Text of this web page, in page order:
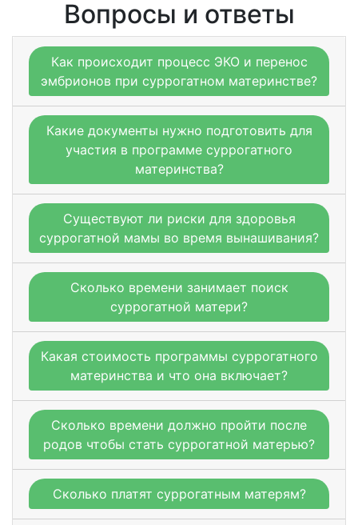
Вопросы и ответы
Как происходит процесс ЭКО и перенос
эмбрионов при суррогатном материнстве?
Какие документы нужно подготовить для
участия в программе суррогатного
материнства?
Существуют ли риски для здоровья
суррогатной мамы во время вынашивания?
Сколько времени занимает поиск
суррогатной матери?
Какая стоимость программы суррогатного
материнства и что она включает?
Сколько времени должно пройти после
родов чтобы стать суррогатной матерью?
Сколько платят суррогатным матерям?